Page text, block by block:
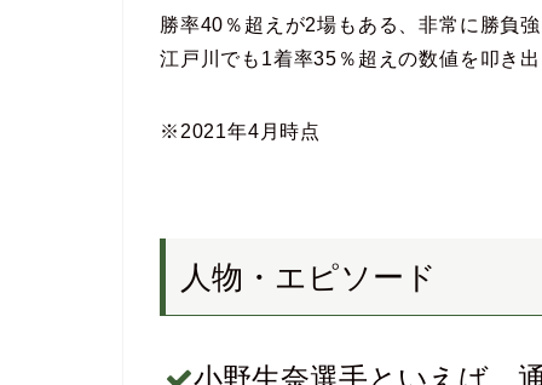
勝率40％超えが2場もある、非常に勝負
江戸川でも1着率35％超えの数値を叩き出
※2021年4月時点
人物・エピソード